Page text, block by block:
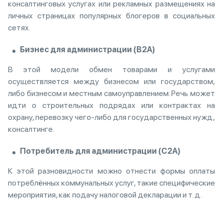
консалтинговых услугах или рекламных размещениях на
личных страницах популярных блогеров в социальных
сетях.
Бизнес для администрации (B2A)
В этой модели обмен товарами и услугами
осуществляется между бизнесом или государством,
либо бизнесом и местным самоуправлением. Речь может
идти о строительных подрядах или контрактах на
охрану, перевозку чего-либо для государственных нужд,
консалтинге.
Потребитель для администрации (C2A)
К этой разновидности можно отнести формы оплаты
потреблённых коммунальных услуг, такие специфические
мероприятия, как подачу налоговой декларации и т. д.